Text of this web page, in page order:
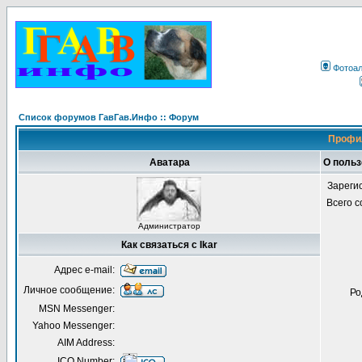
Список форумов ГавГав.Инфо :: Форум
Аватара О
Администратор
Всего
Как связаться с Ikar
Адрес e-mail:
Личное сообщение:
MSN Messenger:
Yahoo Messenger:
AIM Address: